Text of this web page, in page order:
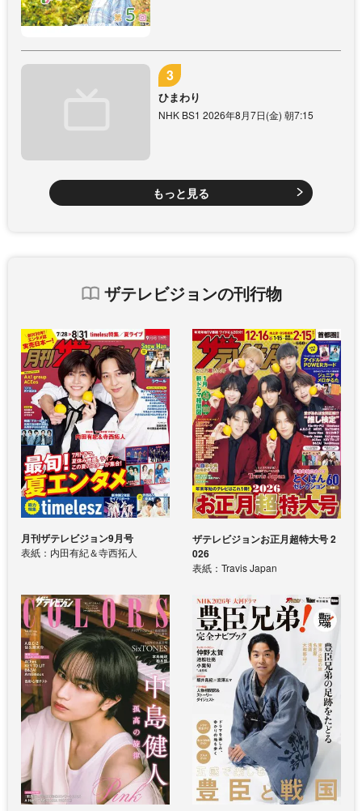
ひまわり
NHK BS1 2026年8月7日(金) 朝7:15
もっと見る
ザテレビジョンの刊行物
月刊ザテレビジョン9月号
表紙：内田有紀＆寺西拓人
ザテレビジョンお正月超特大号 2
026
表紙：Travis Japan